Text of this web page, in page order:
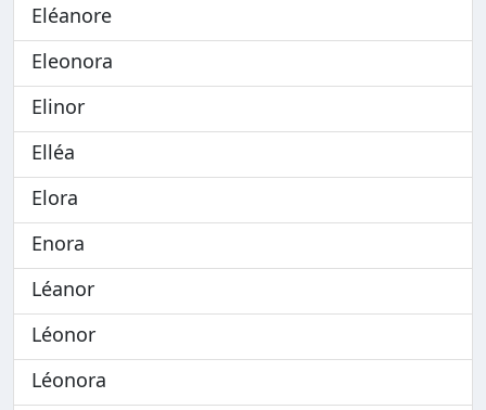
Eléanore
Eleonora
Elinor
Elléa
Elora
Enora
Léanor
Léonor
Léonora